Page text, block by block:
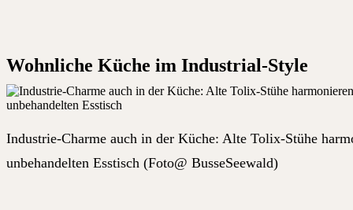
Wohnliche Küche im Industrial-Style
Industrie-Charme auch in der Küche: Alte Tolix-Stühe
unbehandelten Esstisch (Foto@ BusseSeewald)